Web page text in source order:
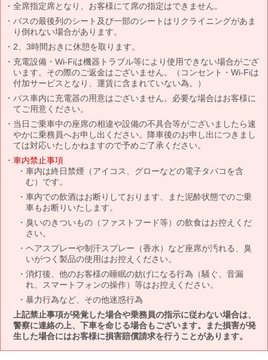
全席指定席となり、お客様にて席の指定はできません。
バスの最後列のシート及び一部のシートはリクライニングがあま
り倒れない場合があります。
2、3時間おきに休憩を取ります。
充電設備・Wi-Fiは機器トラブル等により使用できない場合がござ
います。その際のご返金はございません。（コンセント・Wi-Fiは
付加サービスとなり、運賃に含まれていない為。）
バス車内に充電器の用意はございません。必要な場合はお客様に
てご用意ください。
当日ご乗車中の座席の相違や設備の不具合等がございましたら速
やかに乗務員へお申し出ください。降車後のお申し出につきまし
ては対応いたしかねますので予めご了承ください。
車内禁止事項
車内は終日禁煙（アイコス、グローなどの電子タバコを含
む）です。
車内での飲酒はお断りしております、また泥酔状態でのご乗
車もお断りいたします。
臭いのきついもの（ファストフード等）の飲食はお控えくだ
さい。
ヘアスプレーや制汗スプレー（香水）など座席が汚れる、臭
いがつく製品の使用はお控えください。
消灯後、他のお客様の睡眠の妨げになる行為（騒ぐ、音漏
れ、スマートフォンの操作）等はお控えください。
暴力行為など、その他迷惑行為
上記禁止事項が発覚した場合や乗務員の指示に従わない場合は、
警察に連絡の上、下車を命じる場合もございます。また損害が発
生した場合にはお客様に損害賠償請求を行うことがあります。